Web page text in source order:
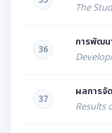
The
36
การพัฒน
37
ผลการจั
Results